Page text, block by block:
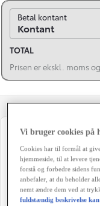
Skift til finansiering
Betal kontant
Kontant
TOTAL
Prisen er ekskl. moms
Registreringsår
11-2024
Kilometertal
8.000 km
Vi bruger cookies på
Cookies har til formål at
hjemmeside, til at levere
forstå og forbedre sidens
anbefaler, at du beholder
nemt ændre dem ved at
fuldstændig beskrivelse